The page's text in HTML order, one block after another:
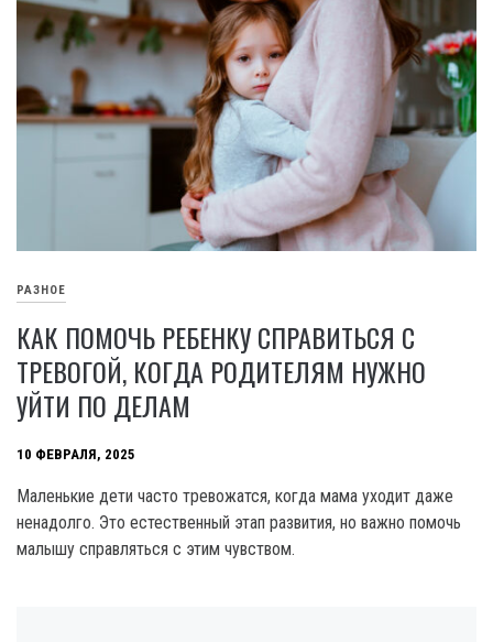
РАЗНОЕ
КАК ПОМОЧЬ РЕБЕНКУ СПРАВИТЬСЯ С
ТРЕВОГОЙ, КОГДА РОДИТЕЛЯМ НУЖНО
УЙТИ ПО ДЕЛАМ
10 ФЕВРАЛЯ, 2025
Маленькие дети часто тревожатся, когда мама уходит даже
ненадолго. Это естественный этап развития, но важно помочь
малышу справляться с этим чувством.